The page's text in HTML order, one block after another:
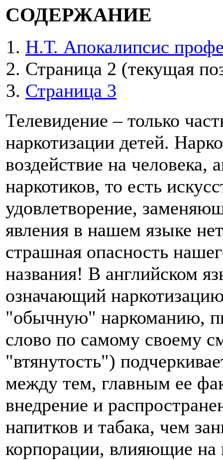
СОДЕРЖАНИЕ
Н.Т. Апокалипсис
Страница 2 (текущая
Страница 3
Телевидение – только
наркотизации детей.
воздействие на
наркотиков, то есть
удовлетворение,
явления в нашем языке
страшная опасность
названия! В английском
означающий
"обычную" наркоманию,
слово по самому своему
"втянутость")
между тем, главным ее
внедрение и
напитков и табака, чем
корпорации, влияющие